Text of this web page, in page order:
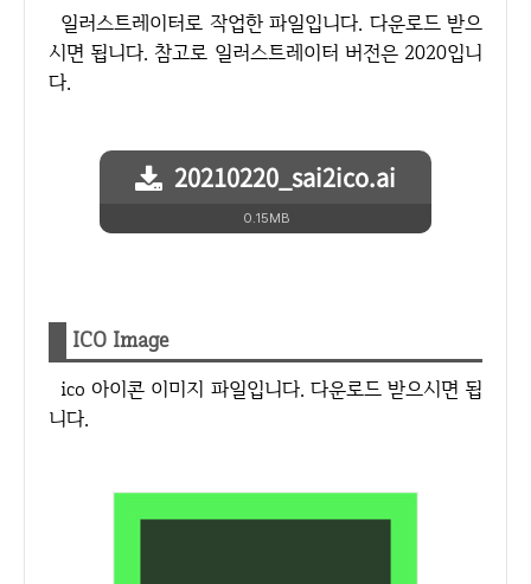
일러스트레이터로 작업한 파일입니다. 다운로드 받으
시면 됩니다. 참고로 일러스트레이터 버전은 2020입니
다.
20210220_sai2ico.ai
0.15MB
ICO Image
ico 아이콘 이미지 파일입니다. 다운로드 받으시면 됩
니다.